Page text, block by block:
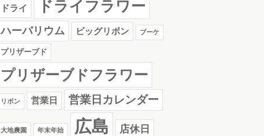
ドライ ドライフラワー
ハーバリウム ビッグリボン ブーケ
プリザーブド
プリザーブドフラワー
リボン 営業日 営業日カレンダー
大地農園 年末年始 広島 店休日